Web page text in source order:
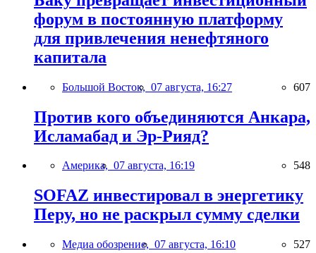
форум в постоянную платформу
для привлечения ненефтяного
капитала
Большой Восток, 07 августа, 16:27 607
Против кого объединяются Анкара,
Исламабад и Эр-Рияд?
Америка, 07 августа, 16:19 548
SOFAZ инвестировал в энергетику
Перу, но не раскрыл сумму сделки
Медиа обозрение, 07 августа, 16:10 527